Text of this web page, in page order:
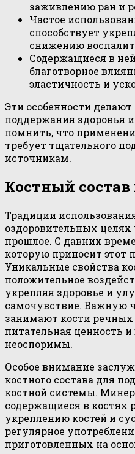
заживлению ран и
Частое
способствует
снижению
Содержащиеся в
благотворное
эластичность и
Эти особенности
поддержания здоровья
помнить, что
требует тщательного
источникам.
Костный
Традиции
оздоровительных целях
прошлое. С давних
которую приносит этот
Уникальные свойства
положительное
укрепляя здоровье и
самочувствие. Важную
занимают кости речных
питательная ценность
неоспоримы.
Особое внимание
костного состава для
костной системы.
содержащиеся в костях
укреплению костей и
регулярное
приготовленных на